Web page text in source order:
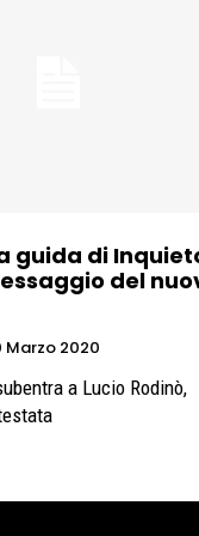
guida di
del
Marzo 2020
a Lucio Rodinò,